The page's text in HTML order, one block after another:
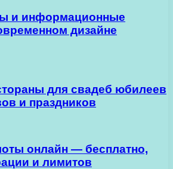
и информационные
дизайне
для свадеб юбилеев
и праздников
онлайн — бесплатно,
и лимитов